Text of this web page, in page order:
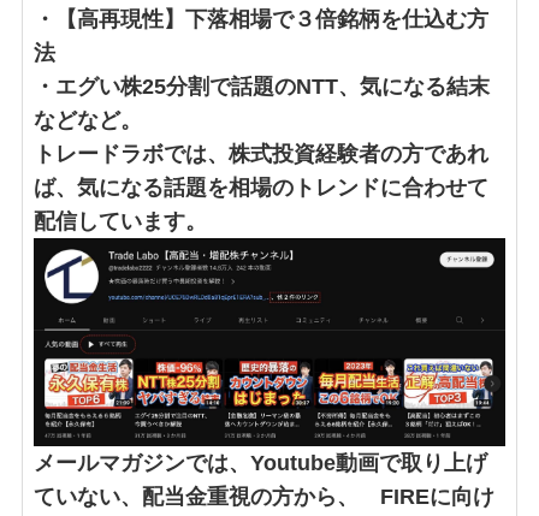
・【高再現性】下落相場で３倍銘柄を仕込む方
法
・エグい株25分割で話題のNTT、気になる結末
などなど。
トレードラボでは、株式投資経験者の方であれ
ば、気になる話題を相場のトレンドに合わせて
配信しています。
メールマガジンでは、Youtube動画で取り上げ
ていない、配当金重視の方から、 FIREに向け